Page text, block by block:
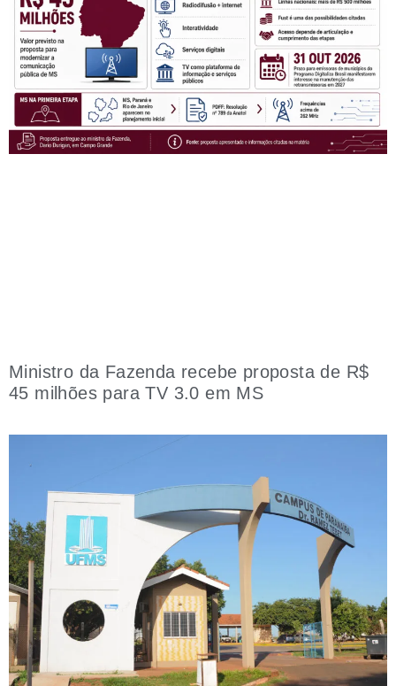
Ministro da Fazenda recebe proposta de R$
45 milhões para TV 3.0 em MS